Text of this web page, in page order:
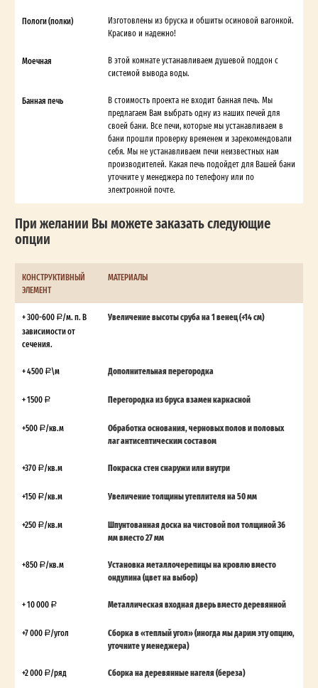
Пологи (полки)
Изготовлены из бруска и обшиты осиновой вагонкой.
Красиво и надежно!
Моечная
В этой комнате устанавливаем душевой поддон с
системой вывода воды.
Банная печь
В стоимость проекта не входит банная печь. Мы
предлагаем Вам выбрать одну из наших печей для
своей бани. Все печи, которые мы устанавливаем в
бани прошли проверку временем и зарекомендовали
себя. Мы не устанавливаем печи неизвестных нам
производителей. Какая печь подойдет для Вашей бани
уточните у менеджера по телефону или по
электронной почте.
При желании Вы можете заказать следующие
опции
КОНСТРУКТИВНЫЙ
ЭЛЕМЕНТ
МАТЕРИАЛЫ
+ 300-600
/м. п. В
зависимости от
сечения.
Увеличение высоты сруба на 1 венец (+14 см)
+ 4500 \м Дополнительная перегородка
+ 1500 Перегородка из бруса взамен каркасной
+500 /кв.м
Обработка основания, черновых полов и половых
лаг антисептическим составом
+370 /кв.м Покраска стен снаружи или внутри
+150 /кв.м Увеличение толщины утеплителя на 50 мм
+250 /кв.м
Шпунтованная доска на чистовой пол толщиной 36
мм вместо 27 мм
+850 /кв.м
Установка металлочерепицы на кровлю вместо
ондулина (цвет на выбор)
+ 10 000 Металлическая входная дверь вместо деревянной
+7 000 /угол
Сборка в «теплый угол» (иногда мы дарим эту опцию,
уточните у менеджера)
+2 000 /ряд Сборка на деревянные нагеля (береза)